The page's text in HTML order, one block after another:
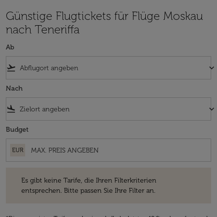
Günstige Flugtickets für Flüge Moskau
nach Teneriffa
Ab
flight_takeoff keyboard_arrow_down
Nach
flight_land keyboard_arrow_down
Budget
EUR
Es gibt keine Tarife, die Ihren Filterkriterien
entsprechen. Bitte passen Sie Ihre Filter an.